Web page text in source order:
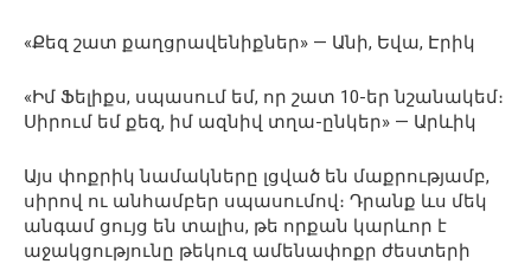
«Քեզ շատ քաղցրավենիքներ» — Անի, Եվա, Էրիկ
«Իմ Ֆելիքս, սպասում եմ, որ շատ 10-եր նշանակեմ։
Սիրում եմ քեզ, իմ ազնիվ տղա-ընկեր» — Արևիկ
Այս փոքրիկ նամակները լցված են մաքրությամբ,
սիրով ու անհամբեր սպասումով։ Դրանք ևս մեկ
անգամ ցույց են տալիս, թե որքան կարևոր է
աջակցությունը թեկուզ ամենափոքր ժեստերի